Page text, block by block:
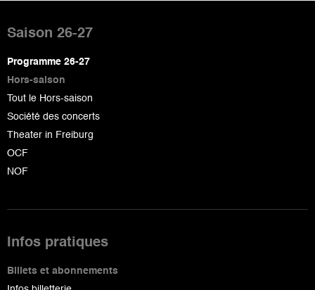
de
page
Saison 26-27
Programme 26-27
Hors-saison
Tout le Hors-saison
Société des concerts
Theater in Freiburg
OCF
NOF
Infos pratiques
Billets et abonnements